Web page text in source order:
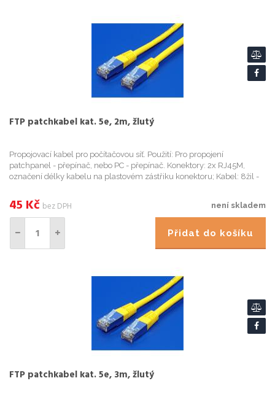
FTP patchkabel kat. 5e, 2m, žlutý
Propojovací kabel pro počítačovou síť. Použití: Pro propojení
patchpanel - přepínač, nebo PC - přepínač. Konektory: 2x RJ45M,
označení délky kabelu na plastovém zástřiku konektoru; Kabel: 8žil -
není skladem
45 Kč bez DPH
Přidat do košíku
FTP patchkabel kat. 5e, 3m, žlutý